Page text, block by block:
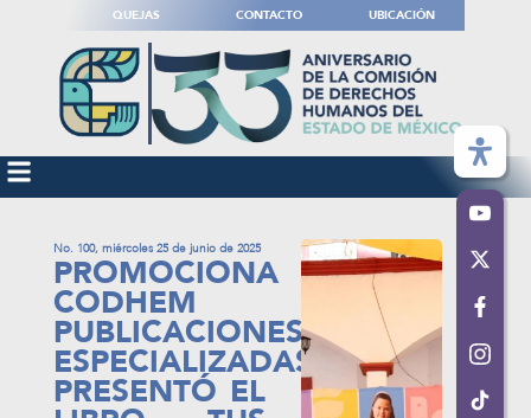
QUEJAS CONTACTO UBICACIÓN
No. 100, miércoles 25 de junio de 2025
PROMOCIONA
CODHEM
PUBLICACIONES
ESPECIALIZADAS;
PRESENTÓ EL